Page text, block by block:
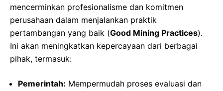
mencerminkan profesionalisme dan komitmen
perusahaan dalam menjalankan praktik
pertambangan yang baik (Good Mining Practices).
Ini akan meningkatkan kepercayaan dari berbagai
pihak, termasuk:
Pemerintah: Mempermudah proses evaluasi dan